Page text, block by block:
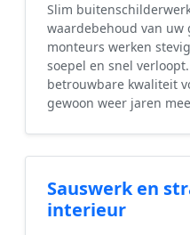
Slim
waardebehoud van uw
monteurs werken
soepel en snel
betrouwbare kwaliteit
gewoon weer jaren
Sauswerk en
interieur